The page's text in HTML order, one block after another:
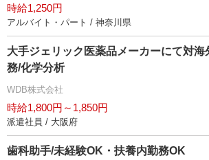
時給1,250円
アルバイト・パート / 神奈川県
大手ジェリック医薬品メーカーにて対海
務/化学分析
WDB株式会社
時給1,800円～1,850円
派遣社員 / 大阪府
歯科助手/未経験OK・扶養内勤務OK